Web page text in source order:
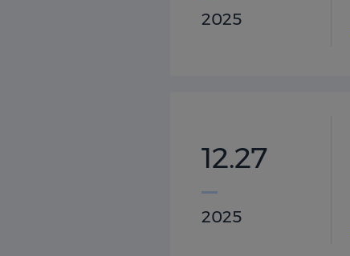
2025
12.27
2025